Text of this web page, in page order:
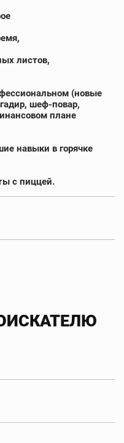
листов,
(новые
шеф-повар,
плане
навыки в горячке
с пиццей.